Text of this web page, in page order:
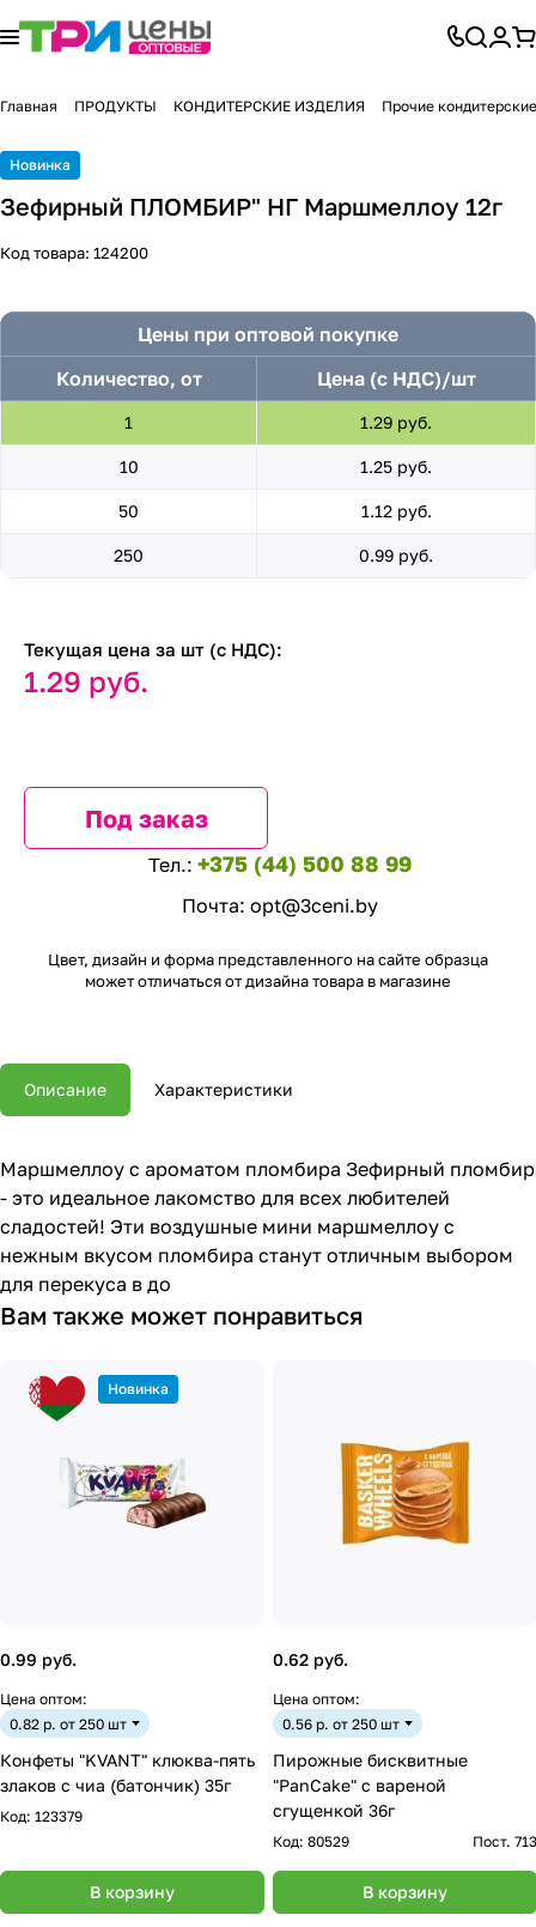
Главная ПРОДУКТЫ КОНДИТЕРСКИЕ ИЗДЕЛИЯ Прочие
Новинка
Зефирный ПЛОМБИР" НГ Маршмеллоу 12г
Код товара: 124200
Цены при оптовой покупке
Количество, от
Цена (с НДС)/шт
1 1.29 руб.
10 1.25 руб.
50 1.12 руб.
250 0.99 руб.
Текущая цена за шт (с НДС):
1.29 руб.
Под заказ
Тел.: +375 (44) 500 88 99
Почта: opt@3ceni.by
Цвет, дизайн и форма представленного на сайте образца
может отличаться от дизайна товара в магазине
Описание Характеристики
Маршмеллоу с ароматом пломбира Зефирный пломбир
- это идеальное лакомство для всех любителей
сладостей! Эти воздушные мини маршмеллоу с
нежным вкусом пломбира станут отличным выбором
для перекуса в до
Вам также может понравиться
Новинка
0.99 руб.
Цена оптом:
0.82 р. от 250 шт
Конфеты "KVANT" клюква-пять
злаков с чиа (батончик) 35г
Код: 123379
В корзину
0.62 руб.
Цена оптом:
0.56 р. от 250 шт
Пирожные бисквитные
"PanCake" с вареной
сгущенкой 36г
Код: 80529 Пост. 713
В корзину